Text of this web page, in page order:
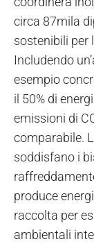
circa 87mila
sostenibili per
Includendo
esempio
il 50% di
emissioni di
comparabile.
soddisfano i
produce
raccolta per
ambientali